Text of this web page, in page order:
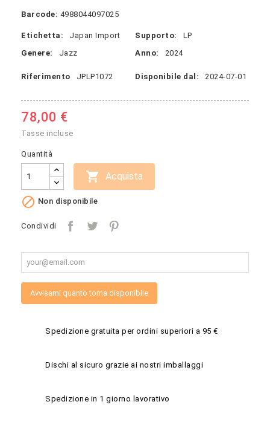
Barcode: 4988044097025
Etichetta: Japan Import Supporto:
LP
Genere:
Jazz Anno: 2024
Riferimento JPLP1072 Disponibile dal: 2024-07-01
78,00 €
Tasse incluse
Quantità
 Acquista
 Non disponibile
Condividi
Avvisami quanto torna disponibile
Spedizione gratuita per ordini superiori a 95 €
Dischi al sicuro grazie ai nostri imballaggi
Spedizione in 1 giorno lavorativo